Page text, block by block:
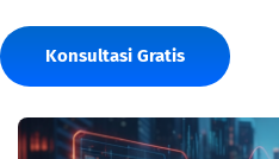
Konsultasi Gratis